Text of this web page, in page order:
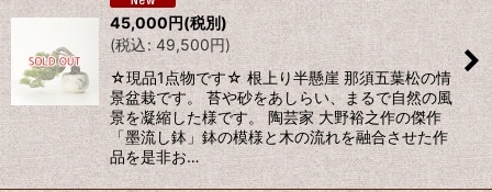
45,000円(税別)
(税込: 49,500円)
☆現品1点物です☆ 根上り半懸崖 那須五葉松の情
景盆栽です。 苔や砂をあしらい、まるで自然の風
景を凝縮した様です。 陶芸家 大野裕之作の傑作
「墨流し鉢」鉢の模様と木の流れを融合させた作
品を是非お…